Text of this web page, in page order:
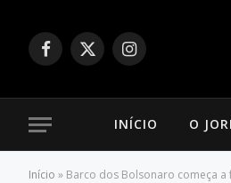
Facebook
X
Instagram
INÍCIO O
Início » Barco dos Bolsonaro começa a